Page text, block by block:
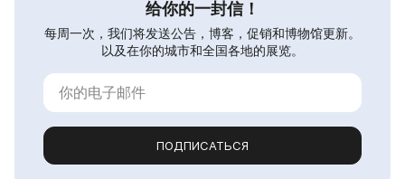
给你的一封信！
每周一次，我们将发送公告，博客，促销和博物馆更新。
以及在你的城市和全国各地的展览。
ПОДПИСАТЬСЯ